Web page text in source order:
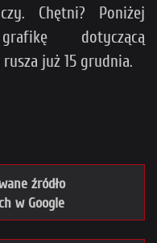
Chętni? Poniżej
dotyczącą
już 15 grudnia.
źródło
w Google